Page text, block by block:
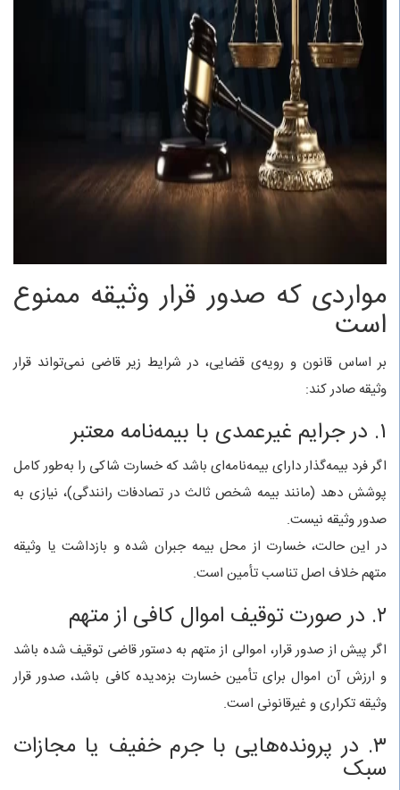
مواردی که صدور قرار وثیقه ممنوع
است
بر اساس قانون و رویه‌ی قضایی، در شرایط زیر قاضی نمی‌تواند قرار
وثیقه صادر کند:
۱. در جرایم غیرعمدی با بیمه‌نامه معتبر
اگر فرد بیمه‌گذار دارای بیمه‌نامه‌ای باشد که خسارت شاکی را به‌طور کامل
پوشش دهد (مانند بیمه شخص ثالث در تصادفات رانندگی)، نیازی به
صدور وثیقه نیست.
در این حالت، خسارت از محل بیمه جبران شده و بازداشت یا وثیقه
متهم خلاف اصل تناسب تأمین است.
۲. در صورت توقیف اموال کافی از متهم
اگر پیش از صدور قرار، اموالی از متهم به دستور قاضی توقیف شده باشد
و ارزش آن اموال برای تأمین خسارت بزه‌دیده کافی باشد، صدور قرار
وثیقه تکراری و غیرقانونی است.
۳. در پرونده‌هایی با جرم خفیف یا مجازات
سبک